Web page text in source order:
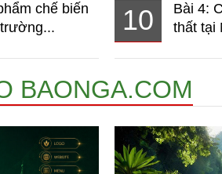
chế biến
10
Bài 4:
thất tại
BAONGA.COM